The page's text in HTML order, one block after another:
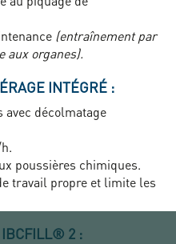
(entraînement par
aux organes).
INTÉGRÉ :
décolmatage
poussières chimiques.
travail propre et limite les
IBCFILL® 2 :